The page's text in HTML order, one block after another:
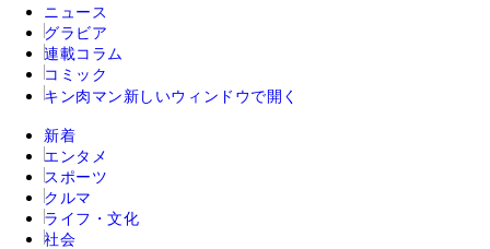
ニュース
グラビア
連載コラム
コミック
キン肉マン 新しいウィンドウで開く
新着
エンタメ
スポーツ
クルマ
ライフ・文化
社会